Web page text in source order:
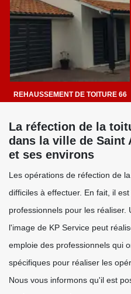
REHAUSSEMENT DE TOITURE 66
La réfection de la
dans la ville de Saint
et ses environs
Les opérations de réfection de
difficiles à effectuer. En fait, il
professionnels pour les réaliser.
l'image de KP Service peut
emploie des professionnels qui
spécifiques pour réaliser les
Nous vous informons qu'il est